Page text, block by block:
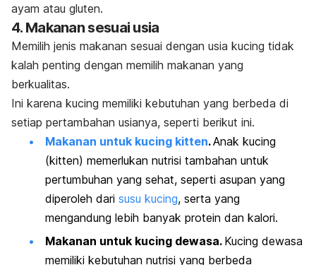
ayam atau gluten.
4. Makanan sesuai usia
Memilih jenis makanan sesuai dengan usia kucing tidak
kalah penting dengan memilih makanan yang
berkualitas.
Ini karena kucing memiliki kebutuhan yang berbeda di
setiap pertambahan usianya, seperti berikut ini.
Makanan untuk kucing kitten.Anak kucing
(kitten) memerlukan nutrisi tambahan untuk
pertumbuhan yang sehat, seperti asupan yang
diperoleh dari susu kucing, serta yang
mengandung lebih banyak protein dan kalori.
Makanan untuk kucing dewasa. Kucing dewasa
memiliki kebutuhan nutrisi yang berbeda